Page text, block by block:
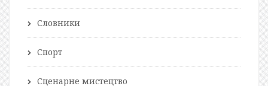
Словники
Спорт
Сценарне мистецтво